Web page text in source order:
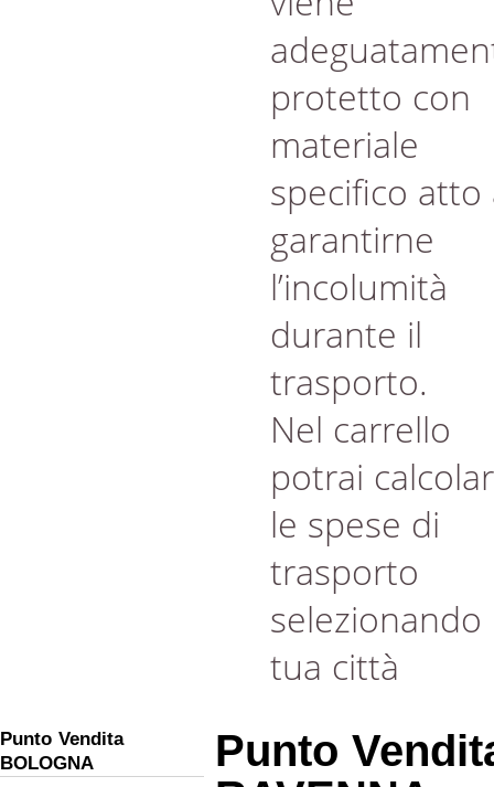
protetto con
materiale
specifico atto
garantirne
l’incolumità
durante il
trasporto.
Nel carrello
potrai
le spese di
trasporto
selezionando
tua città
Punto Vendita
BOLOGNA
Punto